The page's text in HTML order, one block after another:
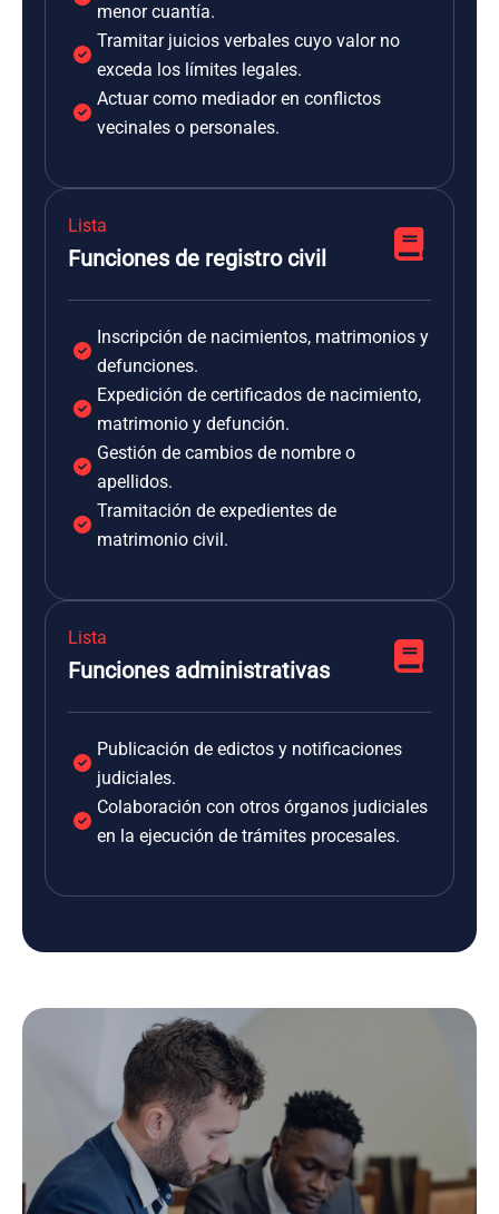
menor cuantía.
Tramitar juicios verbales cuyo valor no
exceda los límites legales.
Actuar como mediador en conflictos
vecinales o personales.
Lista
Funciones de registro civil
Inscripción de nacimientos, matrimonios y
defunciones.
Expedición de certificados de nacimiento,
matrimonio y defunción.
Gestión de cambios de nombre o
apellidos.
Tramitación de expedientes de
matrimonio civil.
Lista
Funciones administrativas
Publicación de edictos y notificaciones
judiciales.
Colaboración con otros órganos judiciales
en la ejecución de trámites procesales.